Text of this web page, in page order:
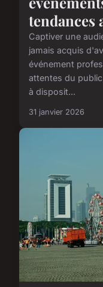
tendances
Captiver une
jamais acquis
événement
attentes du
à disposit...
31 janvier 2026